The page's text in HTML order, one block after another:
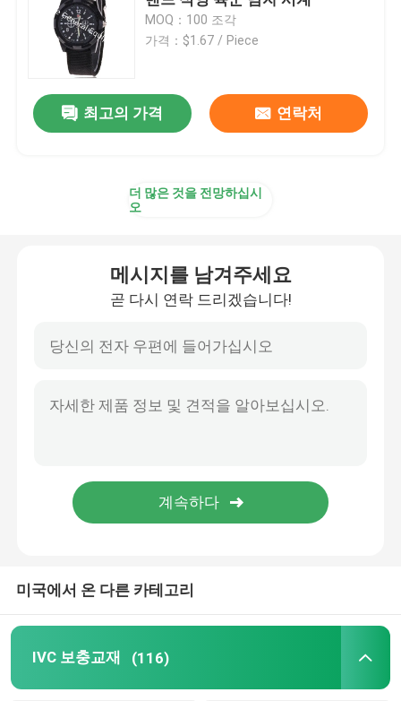
글루코사민 보충교재
비타민 C 보충교재
뼈 건강 보충교재
초본 음식 보충교재
씹을 수 있는 Softgels
신경계 보충교재
MOQ：100 조각
가격：$1.67 / Piece
최고의 가격 연락처
더 많은 것을 전망하십시
오
메시지를 남겨주세요
곧 다시 연락 드리겠습니다!
미국에서 온 다른 카테고리
IVC 보충교재 (116)